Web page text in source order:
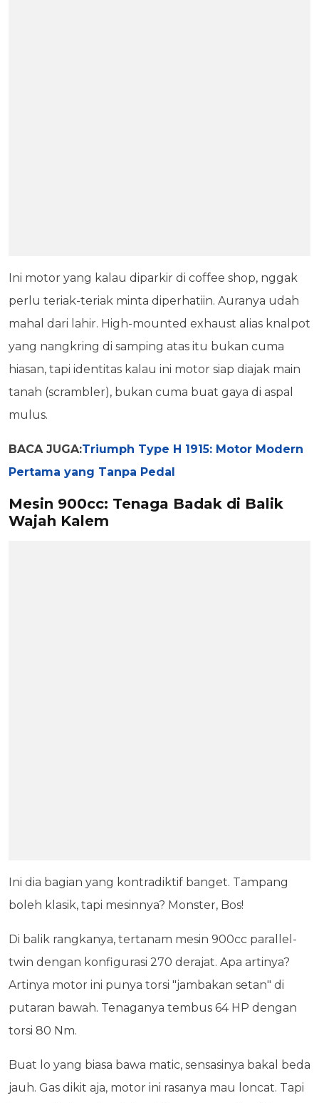
Ini motor yang kalau diparkir di coffee shop, nggak
perlu teriak-teriak minta diperhatiin. Auranya udah
mahal dari lahir. High-mounted exhaust alias knalpot
yang nangkring di samping atas itu bukan cuma
hiasan, tapi identitas kalau ini motor siap diajak main
tanah (scrambler), bukan cuma buat gaya di aspal
mulus.
BACA JUGA:Triumph Type H 1915: Motor Modern
Pertama yang Tanpa Pedal
Mesin 900cc: Tenaga Badak di Balik
Wajah Kalem
Ini dia bagian yang kontradiktif banget. Tampang
boleh klasik, tapi mesinnya? Monster, Bos!
Di balik rangkanya, tertanam mesin 900cc parallel-
twin dengan konfigurasi 270 derajat. Apa artinya?
Artinya motor ini punya torsi "jambakan setan" di
putaran bawah. Tenaganya tembus 64 HP dengan
torsi 80 Nm.
Buat lo yang biasa bawa matic, sensasinya bakal beda
jauh. Gas dikit aja, motor ini rasanya mau loncat. Tapi